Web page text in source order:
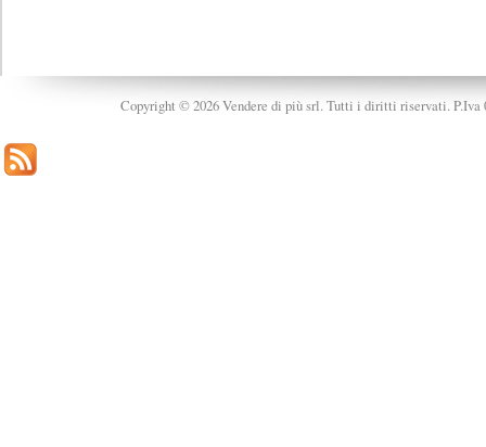
Copyright © 2026 Vendere di più srl. Tutti i diritti riservati. P.Iva